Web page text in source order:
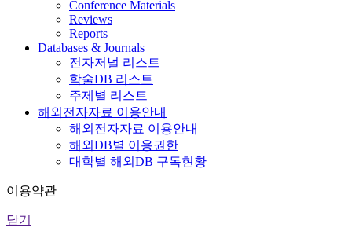
Conference Materials
Reviews
Reports
Databases & Journals
전자저널 리스트
학술DB 리스트
주제별 리스트
해외전자자료 이용안내
해외전자자료 이용안내
해외DB별 이용권한
대학별 해외DB 구독현황
이용약관
닫기